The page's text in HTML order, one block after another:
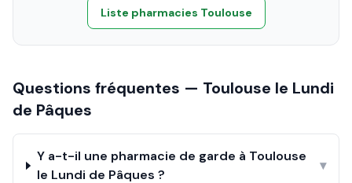
Liste pharmacies Toulouse
Questions fréquentes — Toulouse le Lundi
de Pâques
Y a-t-il une pharmacie de garde à Toulouse
le Lundi de Pâques ?
▾